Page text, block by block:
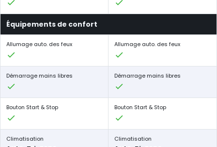
Équipements de confort
Allumage auto. des feux Allumage auto. des feux
Démarrage mains libres Démarrage mains libres
Bouton Start & Stop Bouton Start & Stop
Climatisation Climatisation